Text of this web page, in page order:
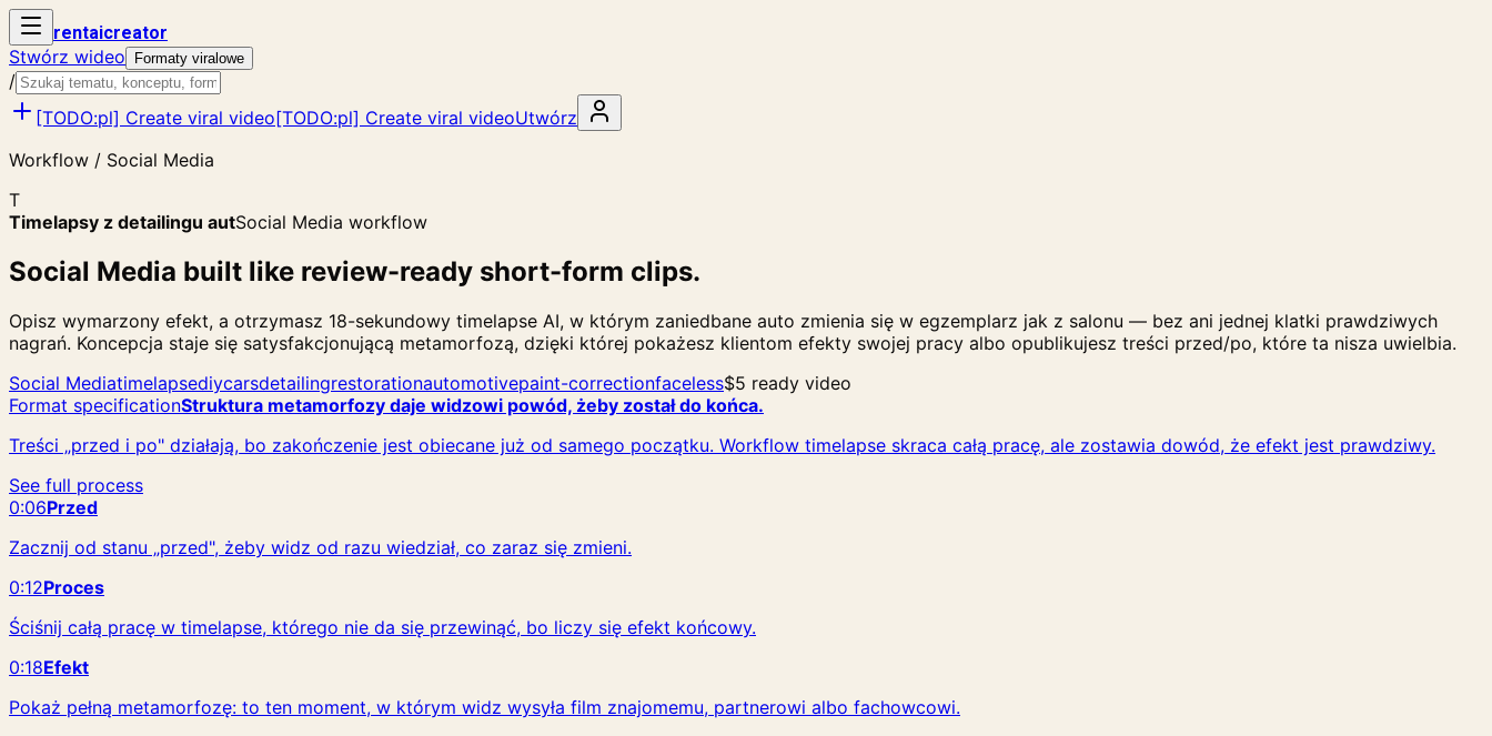
rentaicreator
Stwórz wideo Formaty viralowe
/
[TODO:pl] Create viral video[TODO:pl] Create viral videoUtwórz
Workflow / Social Media
T
Timelapsy z detailingu autSocial Media workflow
Social Media built like review-ready short-form clips.
Opisz wymarzony efekt, a otrzymasz 18-sekundowy timelapse AI, w którym zaniedbane auto zmienia się w egzemplarz jak z salonu — bez ani jednej klatki prawdziwych
nagrań. Koncepcja staje się satysfakcjonującą metamorfozą, dzięki której pokażesz klientom efekty swojej pracy albo opublikujesz treści przed/po, które ta nisza uwielbia.
Social Mediatimelapsediycarsdetailingrestorationautomotivepaint-correctionfaceless$5 ready video
Format specificationStruktura metamorfozy daje widzowi powód, żeby został do końca.
Treści „przed i po" działają, bo zakończenie jest obiecane już od samego początku. Workflow timelapse skraca całą pracę, ale zostawia dowód, że efekt jest prawdziwy.
See full process
0:06Przed
Zacznij od stanu „przed", żeby widz od razu wiedział, co zaraz się zmieni.
0:12Proces
Ściśnij całą pracę w timelapse, którego nie da się przewinąć, bo liczy się efekt końcowy.
0:18Efekt
Pokaż pełną metamorfozę: to ten moment, w którym widz wysyła film znajomemu, partnerowi albo fachowcowi.